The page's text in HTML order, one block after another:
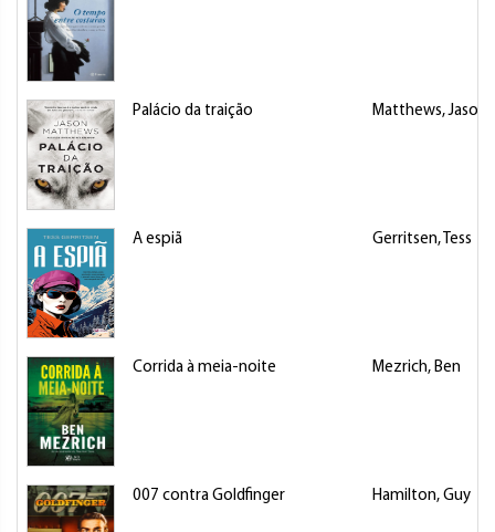
Palácio da traição Matthews, Jason
A espiã Gerritsen, Tess
Corrida à meia-noite Mezrich, Ben
007 contra Goldfinger Hamilton, Guy